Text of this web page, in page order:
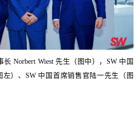
长 Norbert Wiest 先生（图中），SW 中国
）、SW 中国首席销售官陆一先生（图